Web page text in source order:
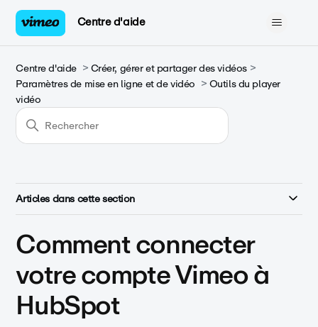
Centre d'aide
Centre d'aide
Créer, gérer et partager des vidéos
Paramètres de mise en ligne et de vidéo
Outils du player
vidéo
Articles dans cette section
Comment connecter
votre compte Vimeo à
HubSpot